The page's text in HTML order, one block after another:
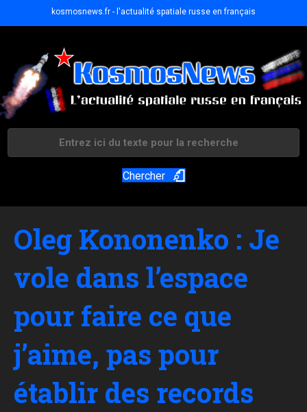
kosmosnews.fr - l'actualité spatiale russe en français
Chercher
Oleg Kononenko : Je
vole dans l’espace
pour faire ce que
j’aime, pas pour
établir des records